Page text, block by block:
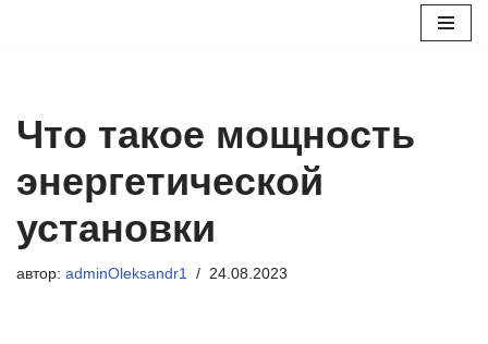
Что такое мощность
энергетической
установки
автор: adminOleksandr1 24.08.2023